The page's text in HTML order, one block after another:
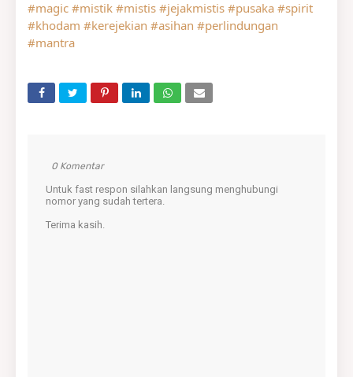
#magic #mistik #mistis #jejakmistis #pusaka #spirit
#khodam #kerejekian #asihan #perlindungan
#mantra
0 Komentar
Untuk fast respon silahkan langsung menghubungi
nomor yang sudah tertera.
Terima kasih.